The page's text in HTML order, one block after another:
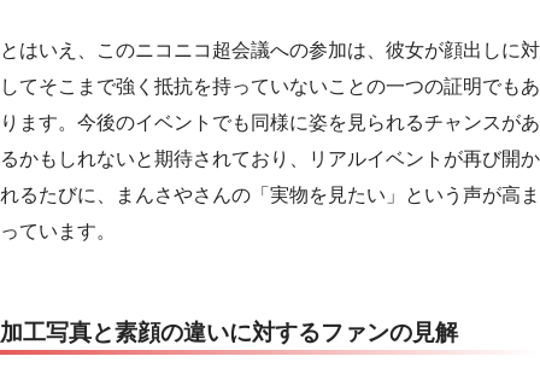
とはいえ、このニコニコ超会議への参加は、彼女が顔出しに対
してそこまで強く抵抗を持っていないことの一つの証明でもあ
ります。今後のイベントでも同様に姿を見られるチャンスがあ
るかもしれないと期待されており、リアルイベントが再び開か
れるたびに、まんさやさんの「実物を見たい」という声が高ま
っています。
加工写真と素顔の違いに対するファンの見解